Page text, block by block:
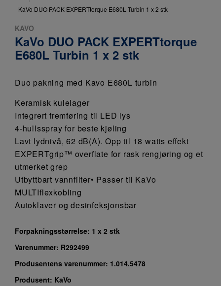
her:
KaVo DUO PACK EXPERTtorque E680L Turbin 1 x 2 stk
KAVO
KaVo DUO PACK EXPERTtorque
E680L Turbin 1 x 2 stk
Duo pakning med Kavo E680L turbin
Keramisk kulelager
Integrert fremføring til LED lys
4-hullsspray for beste kjøling
Lavt lydnivå, 62 dB(A). Opp til 18 watts effekt
EXPERTgrip™ overflate for rask rengjøring og et
utmerket grep
Utbyttbart vannfilter• Passer til KaVo
MULTIflexkobling
Autoklaver og desinfeksjonsbar
Forpakningsstørrelse: 1 x 2 stk
Varenummer: R292499
Produsentens varenummer: 1.014.5478
Produsent: KaVo